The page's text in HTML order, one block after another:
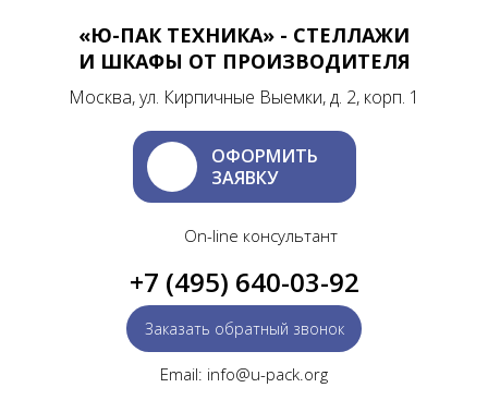
«Ю-ПАК ТЕХНИКА» - СТЕЛЛАЖИ
И ШКАФЫ ОТ ПРОИЗВОДИТЕЛЯ
Москва, ул. Кирпичные Выемки, д. 2, корп. 1
ОФОРМИТЬ
ЗАЯВКУ
On-line консультант
+7 (495) 640-03-92
Заказать обратный звонок
Email: info@u-pack.org